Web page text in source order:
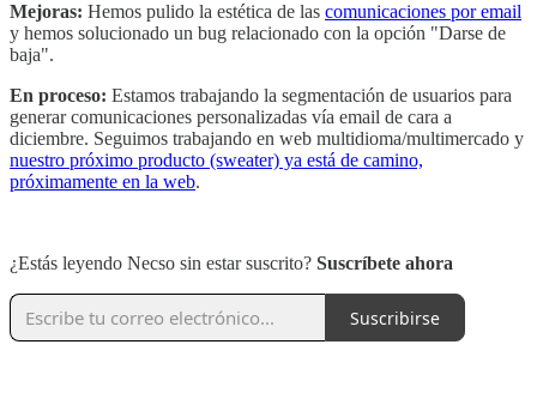
Mejoras: Hemos pulido la estética de las comunicaciones por email
y hemos solucionado un bug relacionado con la opción "Darse de
baja".
En proceso: Estamos trabajando la segmentación de usuarios para
generar comunicaciones personalizadas vía email de cara a
diciembre. Seguimos trabajando en web multidioma/multimercado y
nuestro próximo producto (sweater) ya está de camino,
próximamente en la web. ‎‎
¿Estás leyendo Necso sin estar suscrito? Suscríbete ahora
Suscribirse